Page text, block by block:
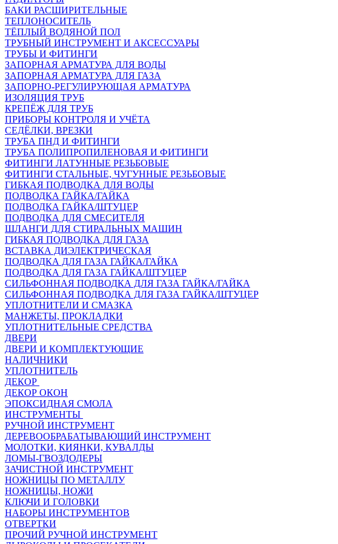
БАКИ РАСШИРИТЕЛЬНЫЕ
ТЕПЛОНОСИТЕЛЬ
ТЁПЛЫЙ ВОДЯНОЙ ПОЛ
ТРУБНЫЙ ИНСТРУМЕНТ И АКСЕССУАРЫ
ТРУБЫ И ФИТИНГИ
ЗАПОРНАЯ АРМАТУРА ДЛЯ ВОДЫ
ЗАПОРНАЯ АРМАТУРА ДЛЯ ГАЗА
ЗАПОРНО-РЕГУЛИРУЮЩАЯ АРМАТУРА
ИЗОЛЯЦИЯ ТРУБ
КРЕПЁЖ ДЛЯ ТРУБ
ПРИБОРЫ КОНТРОЛЯ И УЧЁТА
СЕДЁЛКИ, ВРЕЗКИ
ТРУБА ПНД И ФИТИНГИ
ТРУБА ПОЛИПРОПИЛЕНОВАЯ И ФИТИНГИ
ФИТИНГИ ЛАТУННЫЕ РЕЗЬБОВЫЕ
ФИТИНГИ СТАЛЬНЫЕ, ЧУГУННЫЕ РЕЗЬБОВЫЕ
ГИБКАЯ ПОДВОДКА ДЛЯ ВОДЫ
ПОДВОДКА ГАЙКА/ГАЙКА
ПОДВОДКА ГАЙКА/ШТУЦЕР
ПОДВОДКА ДЛЯ СМЕСИТЕЛЯ
ШЛАНГИ ДЛЯ СТИРАЛЬНЫХ МАШИН
ГИБКАЯ ПОДВОДКА ДЛЯ ГАЗА
ВСТАВКА ДИЭЛЕКТРИЧЕСКАЯ
ПОДВОДКА ДЛЯ ГАЗА ГАЙКА/ГАЙКА
ПОДВОДКА ДЛЯ ГАЗА ГАЙКА/ШТУЦЕР
СИЛЬФОННАЯ ПОДВОДКА ДЛЯ ГАЗА ГАЙКА/ГАЙКА
СИЛЬФОННАЯ ПОДВОДКА ДЛЯ ГАЗА ГАЙКА/ШТУЦЕР
УПЛОТНИТЕЛИ И СМАЗКА
МАНЖЕТЫ, ПРОКЛАДКИ
УПЛОТНИТЕЛЬНЫЕ СРЕДСТВА
ДВЕРИ
ДВЕРИ И КОМПЛЕКТУЮЩИЕ
НАЛИЧНИКИ
УПЛОТНИТЕЛЬ
ДЕКОР
ДЕКОР ОКОН
ЭПОКСИДНАЯ СМОЛА
ИНСТРУМЕНТЫ
РУЧНОЙ ИНСТРУМЕНТ
ДЕРЕВООБРАБАТЫВАЮЩИЙ ИНСТРУМЕНТ
МОЛОТКИ, КИЯНКИ, КУВАЛДЫ
ЛОМЫ-ГВОЗДОДЕРЫ
ЗАЧИСТНОЙ ИНСТРУМЕНТ
НОЖНИЦЫ ПО МЕТАЛЛУ
НОЖНИЦЫ, НОЖИ
КЛЮЧИ И ГОЛОВКИ
НАБОРЫ ИНСТРУМЕНТОВ
ОТВЕРТКИ
ПРОЧИЙ РУЧНОЙ ИНСТРУМЕНТ